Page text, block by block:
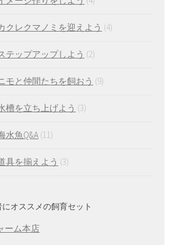
クレクマノミを迎えよう (4)
テップアップしよう (2)
モと仲間たちを飼おう (9)
槽を立ち上げよう (3)
水魚Q&A (11)
具を揃えよう (3)
オススメの飼育セット